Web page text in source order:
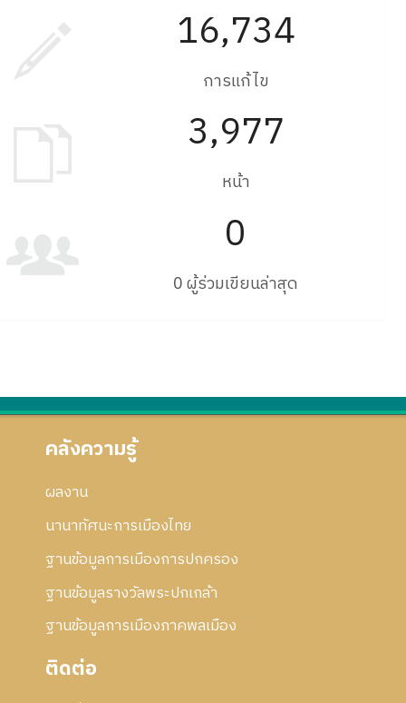
16,734
การแก้ไข
3,977
หน้า
0
0 ผู้ร่วมเขียนล่าสุด
คลังความรู้
ผลงาน
นานาทัศนะการเมืองไทย
ฐานข้อมูลการเมืองการปกครอง
ฐานข้อมูลรางวัลพระปกเกล้า
ฐานข้อมูลการเมืองภาคพลเมือง
ติดต่อ